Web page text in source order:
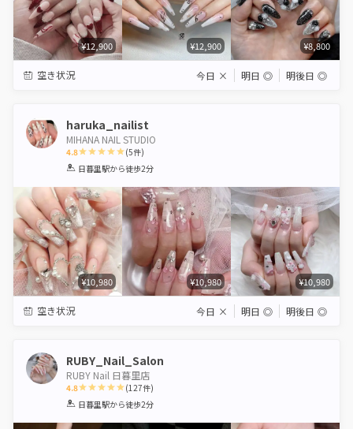
¥12,900 ¥12,900 ¥8,800
空き状況 今日 × 明日 ◎ 明後日 ◎
haruka_nailist
MIHANA NAIL STUDIO
4.8
1 2 3 4 5
(5件)
日暮里駅から徒歩2分
¥10,980 ¥10,980 ¥10,980
空き状況 今日 × 明日 ◎ 明後日 ◎
RUBY_Nail_Salon
RUBY Nail 日暮里店
4.8
1 2 3 4 5
(127件)
日暮里駅から徒歩2分